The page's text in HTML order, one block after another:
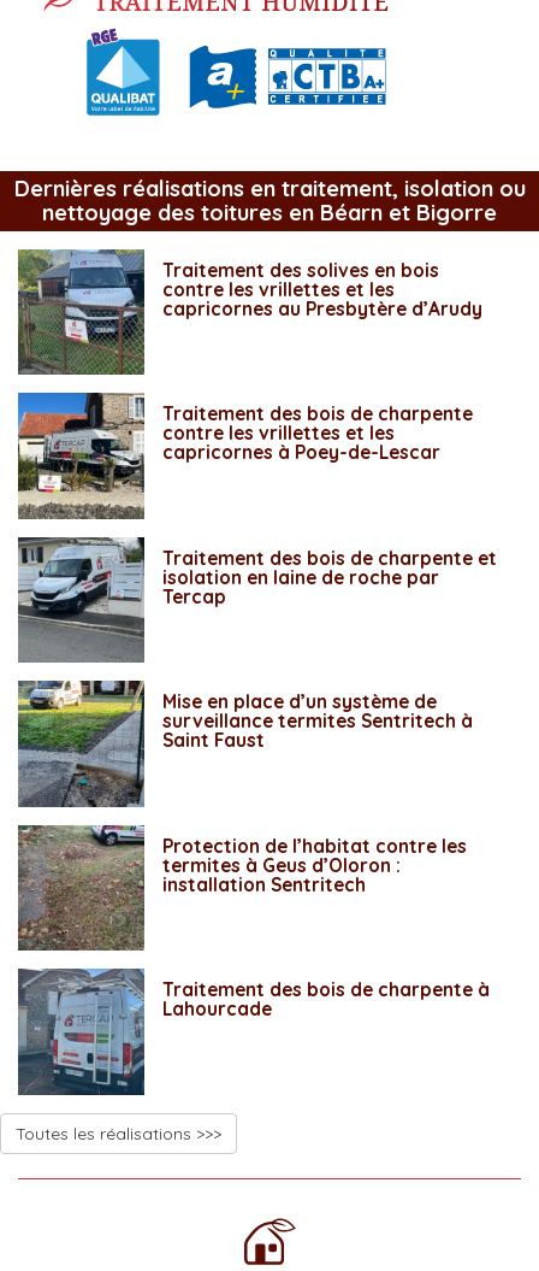
Dernières réalisations en traitement, isolation ou
nettoyage des toitures en Béarn et Bigorre
Traitement des solives en bois
contre les vrillettes et les
capricornes au Presbytère d’Arudy
Traitement des bois de charpente
contre les vrillettes et les
capricornes à Poey-de-Lescar
Traitement des bois de charpente et
isolation en laine de roche par
Tercap
Mise en place d’un système de
surveillance termites Sentritech à
Saint Faust
Protection de l’habitat contre les
termites à Geus d’Oloron :
installation Sentritech
Traitement des bois de charpente à
Lahourcade
Toutes les réalisations >>>